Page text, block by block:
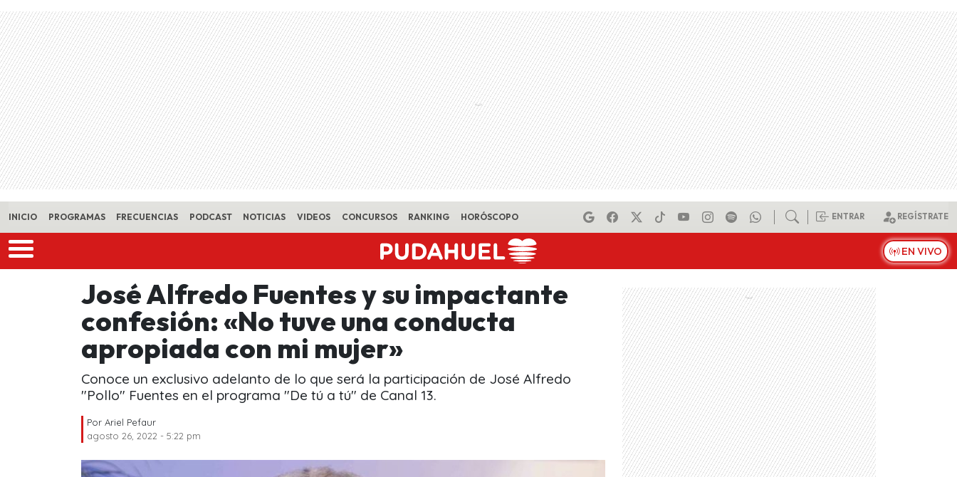
Skip to main content
INICIO PROGRAMAS FRECUENCIAS PODCAST NOTICIAS VIDEOS CONCURSOS RANKING HORÓSCOPO ENTRAR REGÍSTRATE
EN VIVO
José Alfredo Fuentes y su impactante
confesión: «No tuve una conducta
apropiada con mi mujer»
Conoce un exclusivo adelanto de lo que será la participación de José Alfredo
"Pollo" Fuentes en el programa "De tú a tú" de Canal 13.
Por Ariel Pefaur
agosto 26, 2022 - 5:22 pm